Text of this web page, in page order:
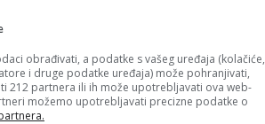
obrađivati, a podatke s vašeg uređaja (kolačiće,
i druge podatke uređaja) može pohranjivati,
212 partnera ili ih može upotrebljavati ova web-
možemo upotrebljavati precizne podatke o